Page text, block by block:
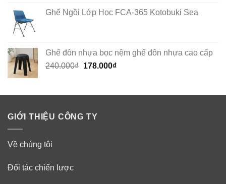
Ghế Ngồi Lớp Học FCA-365 Kotobuki Sea
Ghế đôn nhựa bọc nệm ghế đôn nhựa cao cấp
240.000₫ Original
240.000₫.
178.000₫Current
178.000₫.
GIỚI THIỆU CÔNG TY
Về chúng tôi
Đối tác chiến lược